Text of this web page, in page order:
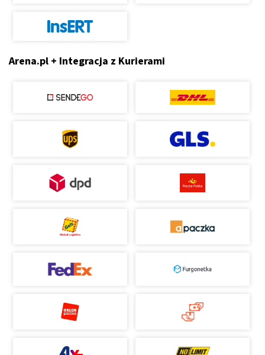
Arena.pl + Integracja z Kurierami